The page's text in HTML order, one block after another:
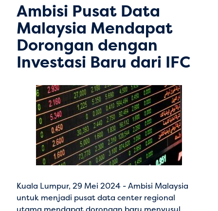
Ambisi Pusat Data
Malaysia Mendapat
Dorongan dengan
Investasi Baru dari IFC
Kuala Lumpur, 29 Mei 2024 - Ambisi Malaysia
untuk menjadi pusat data center regional